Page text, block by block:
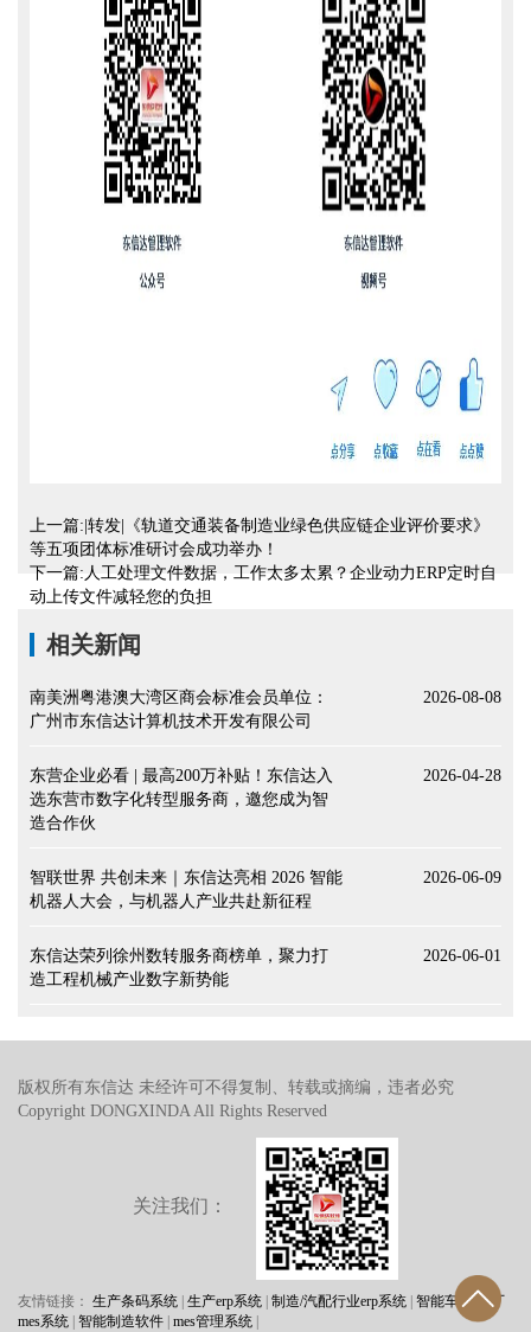
上一篇:|转发|《轨道交通装备制造业绿色供应链企业评价要求》
等五项团体标准研讨会成功举办！
下一篇:人工处理文件数据，工作太多太累？企业动力ERP定时自
动上传文件减轻您的负担
相关新闻
南美洲粤港澳大湾区商会标准会员单位：
广州市东信达计算机技术开发有限公司
2026-08-08
东营企业必看 | 最高200万补贴！东信达入
选东营市数字化转型服务商，邀您成为智
造合作伙
2026-04-28
智联世界 共创未来｜东信达亮相 2026 智能
机器人大会，与机器人产业共赴新征程
2026-06-09
东信达荣列徐州数转服务商榜单，聚力打
造工程机械产业数字新势能
2026-06-01
版权所有东信达 未经许可不得复制、转载或摘编，违者必究
Copyright DONGXINDA All Rights Reserved
关注我们：
友情链接： 生产条码系统 | 生产erp系统 | 制造/汽配行业erp系统 | 智能车间/工厂
mes系统 | 智能制造软件 | mes管理系统 |